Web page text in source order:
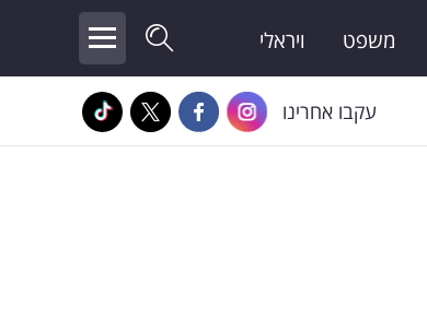
משפט ויראלי
עקבו אחרינו